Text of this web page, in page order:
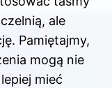
ale
Pamiętajmy,
mogą nie
mieć